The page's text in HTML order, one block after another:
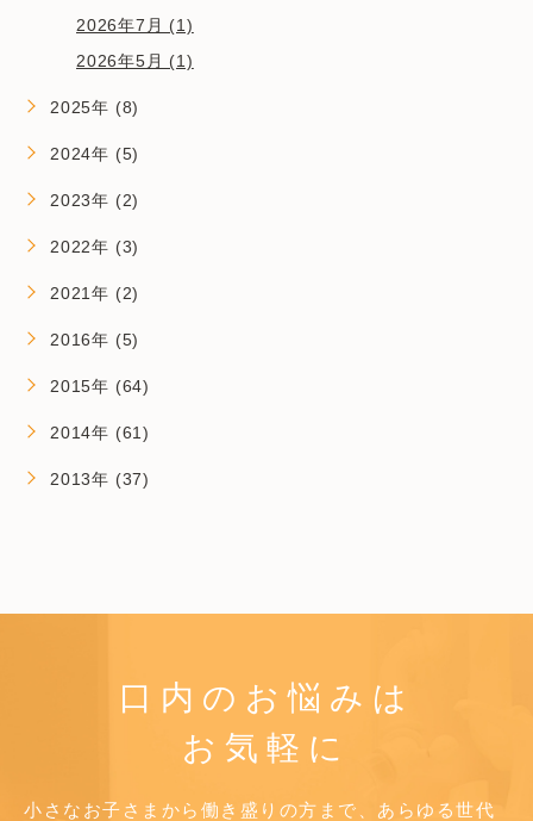
2026年7月 (1)
2026年5月 (1)
2025年 (8)
2024年 (5)
2023年 (2)
2022年 (3)
2021年 (2)
2016年 (5)
2015年 (64)
2014年 (61)
2013年 (37)
口内のお悩みは
お気軽に
小さなお子さまから働き盛りの方まで、あらゆる世代